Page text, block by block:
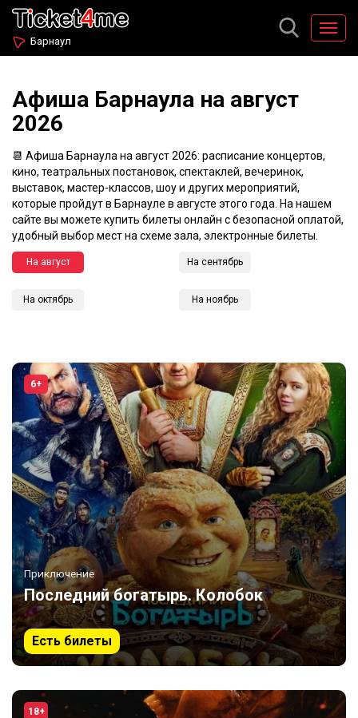
Барнаул
Афиша Барнаула на август
2026
📆 Афиша Барнаула на август 2026: расписание концертов,
кино, театральных постановок, спектаклей, вечеринок,
выставок, мастер-классов, шоу и других мероприятий,
которые пройдут в Барнауле в августе этого года. На нашем
сайте вы можете купить билеты онлайн с безопасной оплатой,
удобный выбор мест на схеме зала, электронные билеты.
На август На сентябрь
На октябрь На ноябрь
6+
Приключение
Последний богатырь. Колобок
Есть билеты
18+